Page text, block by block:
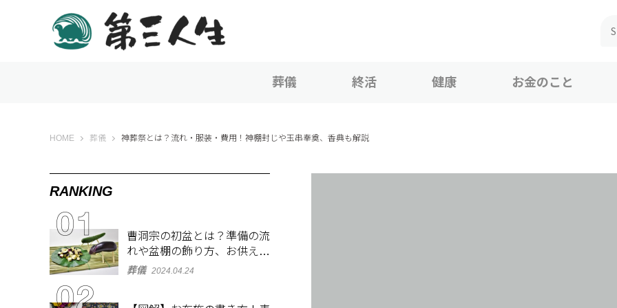
葬儀 終活 健康 お金のこと
HOME 第三人生 〜寄り道の歩き方〜
葬儀 神葬祭とは？流れ・服装・費用！神棚封じや玉串奉奠、香典も解説
RANKING
曹洞宗の初盆とは？準備の流
れや盆棚の飾り方、お供え物
を解説
葬儀 2024.04.24